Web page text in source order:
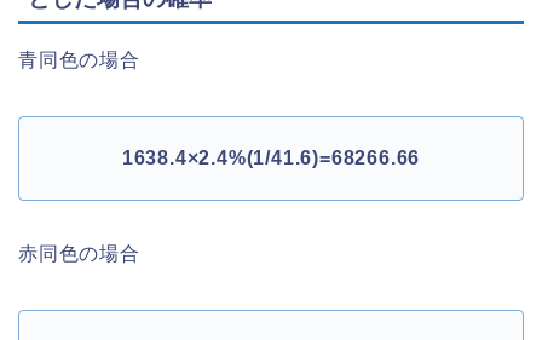
青同色の場合
1638.4×2.4%(1/41.6)=68266.66
赤同色の場合